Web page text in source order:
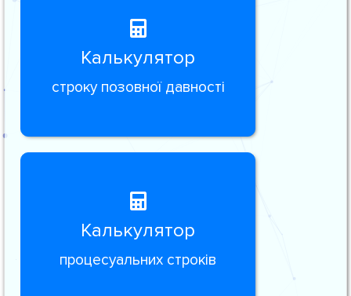
Калькулятор
строку позовної давності
Калькулятор
процесуальних строків